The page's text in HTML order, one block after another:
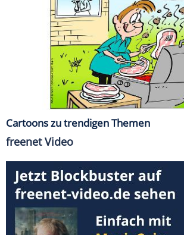
Cartoons zu trendigen Themen
freenet Video